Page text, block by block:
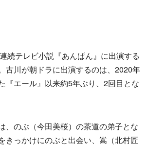
続テレビ小説『あんぱん』に出演する
古川が朝ドラに出演するのは、2020年
『エール』以来約5年ぶり、2回目とな
、のぶ（今田美桜）の茶道の弟子とな
きっかけにのぶと出会い、嵩（北村匠